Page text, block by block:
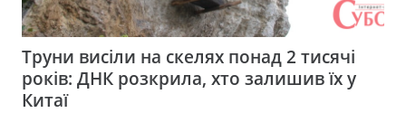
Труни висіли на скелях понад 2 тисячі
років: ДНК розкрила, хто залишив їх у
Китаї